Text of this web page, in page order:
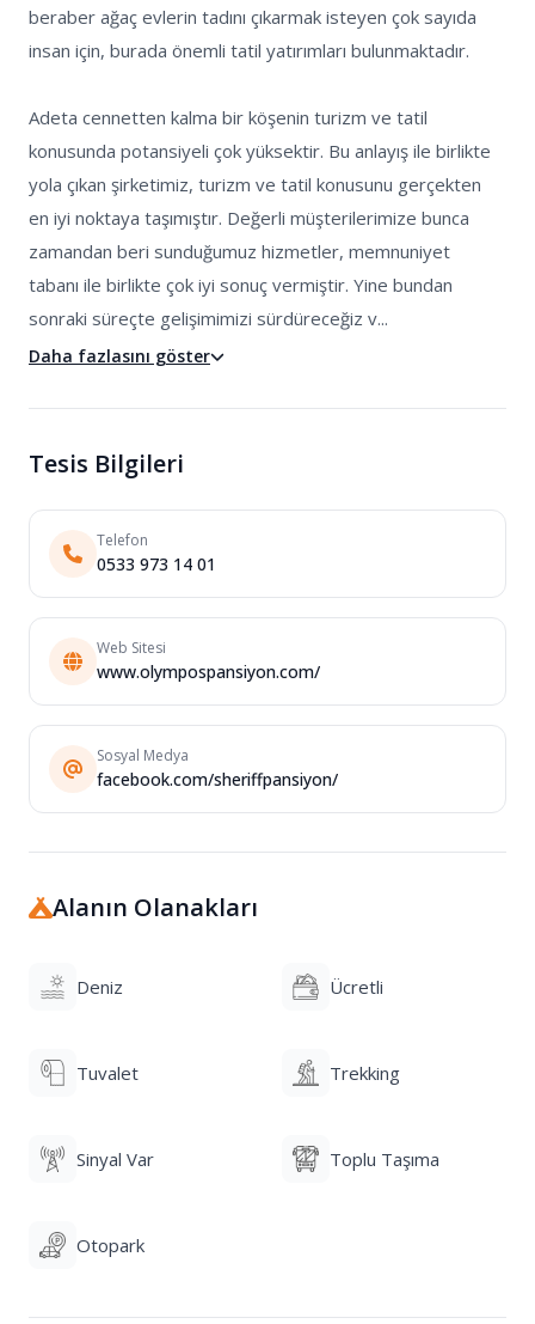
beraber ağaç evlerin tadını çıkarmak isteyen çok sayıda
insan için, burada önemli tatil yatırımları bulunmaktadır.
Adeta cennetten kalma bir köşenin turizm ve tatil
konusunda potansiyeli çok yüksektir. Bu anlayış ile birlikte
yola çıkan şirketimiz, turizm ve tatil konusunu gerçekten
en iyi noktaya taşımıştır. Değerli müşterilerimize bunca
zamandan beri sunduğumuz hizmetler, memnuniyet
tabanı ile birlikte çok iyi sonuç vermiştir. Yine bundan
sonraki süreçte gelişimimizi sürdüreceğiz v...
Daha fazlasını göster
Tesis Bilgileri
Telefon
0533 973 14 01
Web Sitesi
www.olympospansiyon.com/
Sosyal Medya
facebook.com/sheriffpansiyon/
Alanın Olanakları
Deniz Ücretli
Tuvalet Trekking
Sinyal Var Toplu Taşıma
Otopark